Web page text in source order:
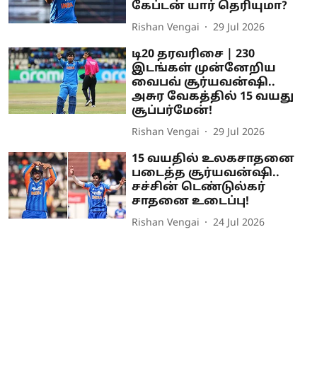
கேப்டன் யார் தெரியுமா?
Rishan Vengai 29 Jul 2026
டி20 தரவரிசை | 230
இடங்கள் முன்னேறிய
வைபவ் சூர்யவன்ஷி..
அசுர வேகத்தில் 15 வயது
சூப்பர்மேன்!
Rishan Vengai 29 Jul 2026
15 வயதில் உலகசாதனை
படைத்த சூர்யவன்ஷி..
சச்சின் டெண்டுல்கர்
சாதனை உடைப்பு!
Rishan Vengai 24 Jul 2026